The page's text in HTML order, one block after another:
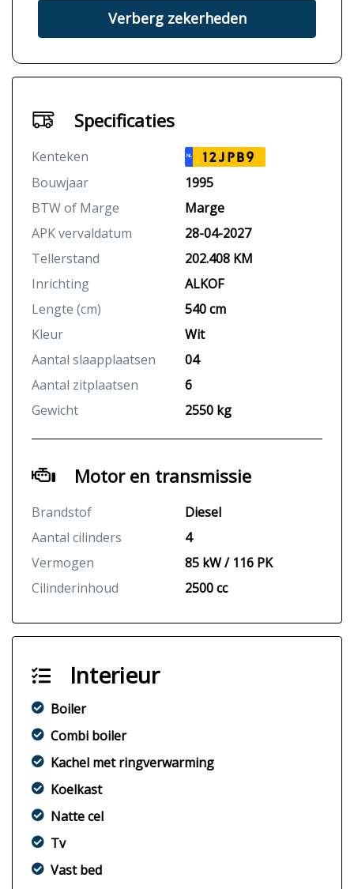
Verberg zekerheden
Specificaties
Kenteken NL 12JPB9
Bouwjaar
1995
BTW of Marge
Marge
APK vervaldatum
28-04-2027
Tellerstand
202.408 KM
Inrichting
ALKOF
Lengte (cm)
540 cm
Kleur
Wit
Aantal slaapplaatsen
04
Aantal zitplaatsen
6
Gewicht
2550 kg
Motor en transmissie
Brandstof
Diesel
Aantal cilinders
4
Vermogen
85 kW / 116 PK
Cilinderinhoud
2500 cc
Interieur
Boiler
Combi boiler
Kachel met ringverwarming
Koelkast
Natte cel
Tv
Vast bed